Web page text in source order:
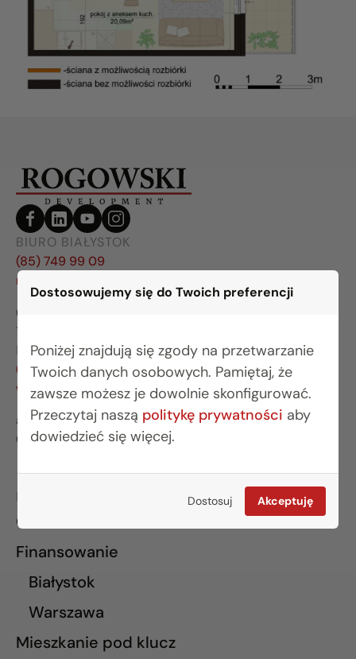
Dostosowujemy się do Twoich preferencji
Poniżej znajdują się zgody na przetwarzanie
Twoich danych osobowych. Pamiętaj, że
zawsze możesz je dowolnie skonfigurować.
Przeczytaj naszą politykę prywatności aby
dowiedzieć się więcej.
Dostosuj Akceptuję
BIURO BIAŁYSTOK
(85) 749 99 09
mieszkania@rogowskidevelopment.pl
ul. Legionowa 28 lok. 202
15-281 Białystok
BIURO WARSZAWA
(22) 642 03 55
warszawa@rogowskidevelopment.pl
al. Wilanowska 67E lok. U5
02-765 Warszawa
INFORMACJE
O nas
Finansowanie
Białystok
Warszawa
Mieszkanie pod klucz